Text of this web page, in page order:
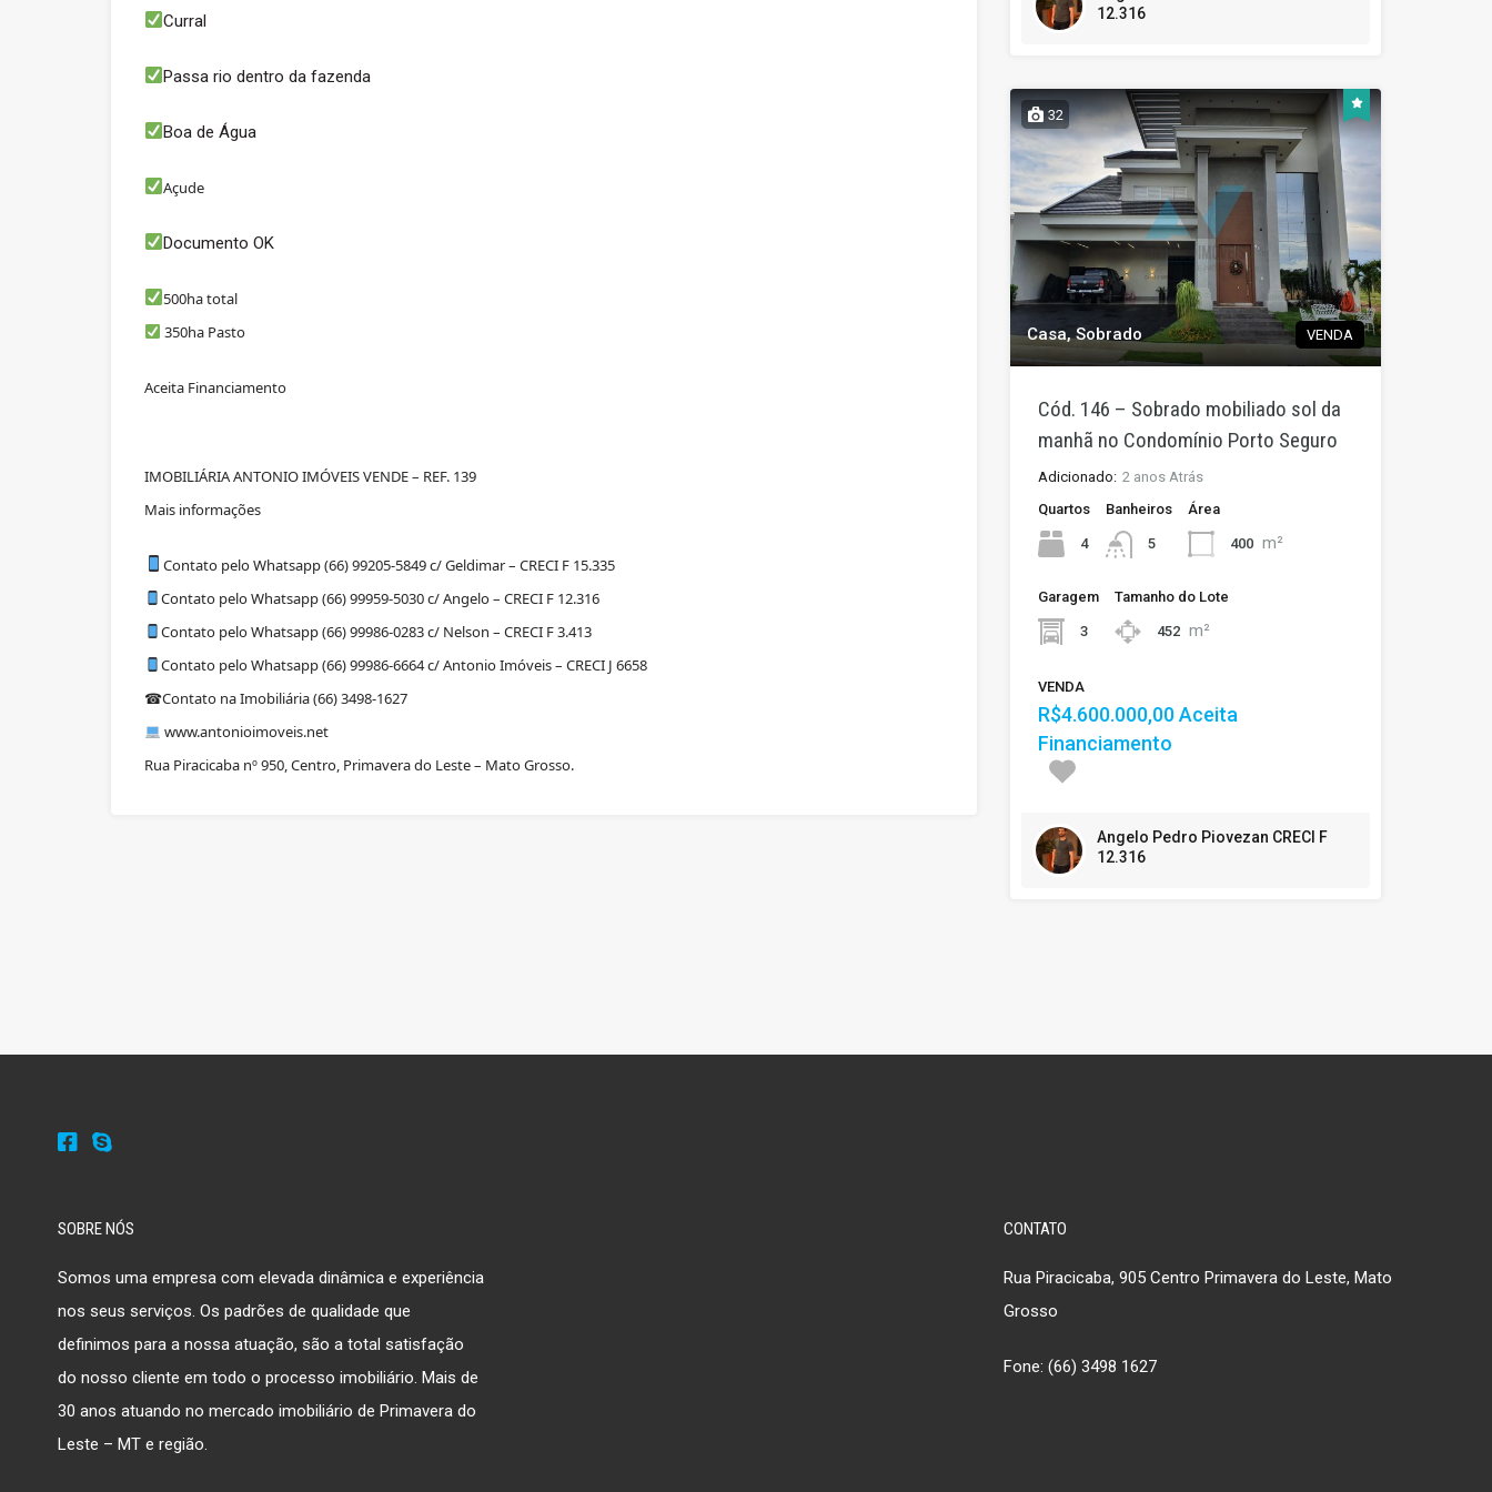
Curral
Passa rio dentro da fazenda
Boa de Água
Açude
Documento OK
500ha total
350ha Pasto
Aceita Financiamento
IMOBILIÁRIA ANTONIO IMÓVEIS VENDE – REF. 139
Mais informações
Contato pelo Whatsapp (66) 99205-5849 c/ Geldimar – CRECI F 15.335
Contato pelo Whatsapp (66) 99959-5030 c/ Angelo – CRECI F 12.316
Contato pelo Whatsapp (66) 99986-0283 c/ Nelson – CRECI F 3.413
Contato pelo Whatsapp (66) 99986-6664 c/ Antonio Imóveis – CRECI J 6658
☎Contato na Imobiliária (66) 3498-1627
www.antonioimoveis.net
Rua Piracicaba nº 950, Centro, Primavera do Leste – Mato Grosso.
12.316
32
Casa, Sobrado VENDA
Cód. 146 – Sobrado mobiliado sol da
manhã no Condomínio Porto Seguro
Adicionado: 2 anos Atrás
Quartos
4
Banheiros
5
Área
400 m²
Garagem
3
Tamanho do Lote
452 m²
VENDA
R$4.600.000,00 Aceita
Financiamento
Angelo Pedro Piovezan CRECI F
12.316
SOBRE NÓS
Somos uma empresa com elevada dinâmica e experiência
nos seus serviços. Os padrões de qualidade que
definimos para a nossa atuação, são a total satisfação
do nosso cliente em todo o processo imobiliário. Mais de
30 anos atuando no mercado imobiliário de Primavera do
Leste – MT e região.
CONTATO
Rua Piracicaba, 905 Centro Primavera do Leste, Mato
Grosso
Fone: (66) 3498 1627